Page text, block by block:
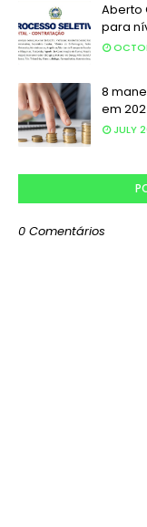
Aberto
para
8
em
JULY
0 Comentários